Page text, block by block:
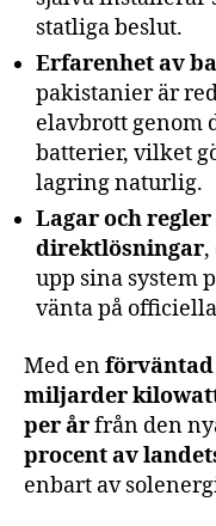
statliga beslut.
Erfarenhet av
pakistanier är
elavbrott genom
batterier, vilket
lagring naturlig.
Lagar och
direktlösningar
upp sina system
vänta på
Med enförväntad
miljarder
per årfrån den
procent av
enbart av